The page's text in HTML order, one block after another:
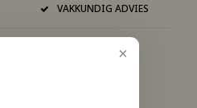
VAKKUNDIG ADVIES